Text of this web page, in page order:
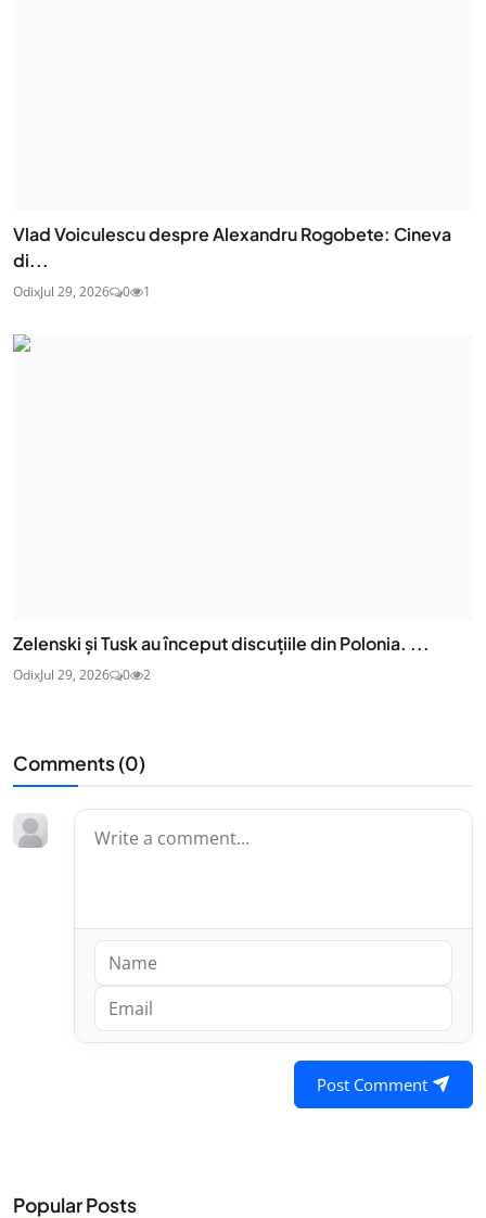
Vlad Voiculescu despre Alexandru Rogobete: Cineva
di...
OdixJul 29, 2026 0 1
Zelenski și Tusk au început discuțiile din Polonia. ...
OdixJul 29, 2026 0 2
Comments (0)
Post Comment
Popular Posts